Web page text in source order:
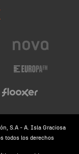
S.A - A. Isla Graciosa
todos los derechos